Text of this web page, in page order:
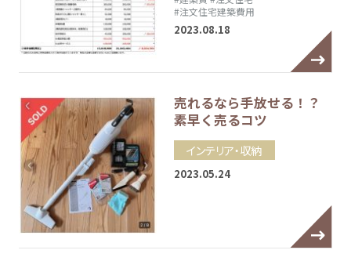
#注文住宅建築費用
2023.08.18
売れるなら手放せる！？
素早く売るコツ
インテリア・収納
2023.05.24